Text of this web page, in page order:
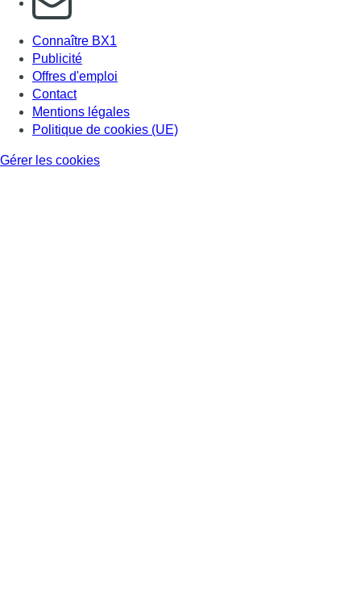
Connaître BX1
Publicité
Offres d'emploi
Contact
Mentions légales
Politique de cookies (UE)
Gérer les cookies